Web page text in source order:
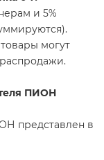
и 5%
могут
ПИОН
представлен в